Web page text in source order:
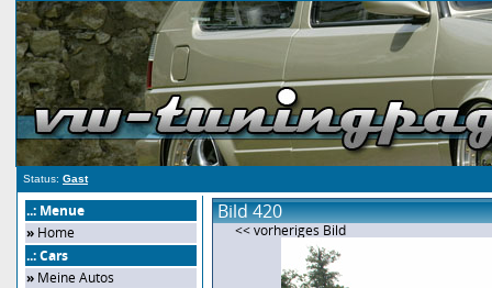
Status: Gast
..: Menue
» Home
..: Cars
» Meine Autos
Bild 420
<< vorheriges Bild